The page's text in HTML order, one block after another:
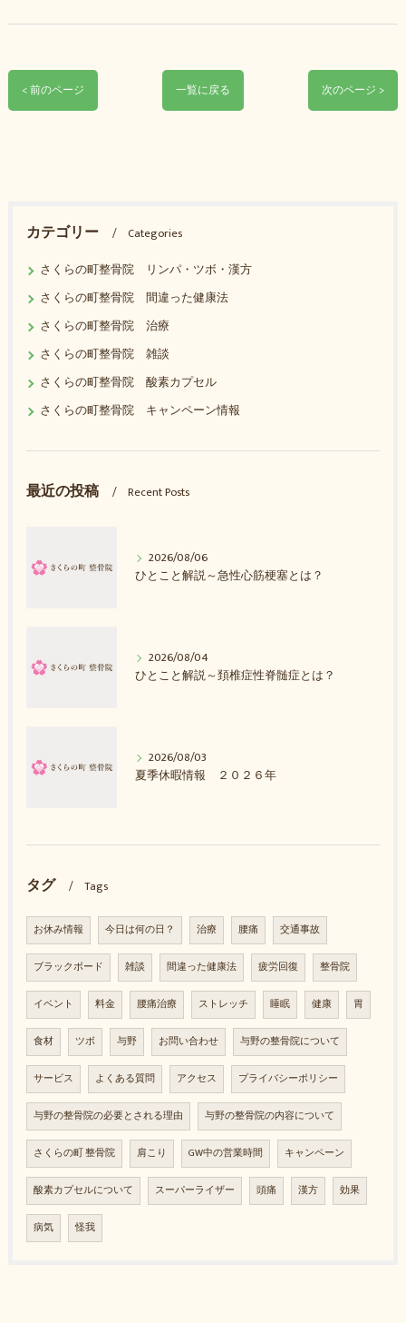
< 前のページ 一覧に戻る 次のページ >
カテゴリー
Categories
さくらの町整骨院 リンパ・ツボ・漢方
さくらの町整骨院 間違った健康法
さくらの町整骨院 治療
さくらの町整骨院 雑談
さくらの町整骨院 酸素カプセル
さくらの町整骨院 キャンペーン情報
最近の投稿 Recent Posts
2026/08/06
ひとこと解説～急性心筋梗塞とは？
2026/08/04
ひとこと解説～頚椎症性脊髄症とは？
2026/08/03
夏季休暇情報 ２０２６年
タグ Tags
お休み情報 今日は何の日？ 治療 腰痛 交通事故
ブラックボード 雑談 間違った健康法 疲労回復 整骨院
イベント 料金 腰痛治療 ストレッチ 睡眠 健康 胃
食材 ツボ 与野 お問い合わせ 与野の整骨院について
サービス よくある質問 アクセス プライバシーポリシー
与野の整骨院の必要とされる理由 与野の整骨院の内容について
さくらの町 整骨院 肩こり GW中の営業時間 キャンペーン
酸素カプセルについて スーパーライザー 頭痛 漢方 効果
病気 怪我